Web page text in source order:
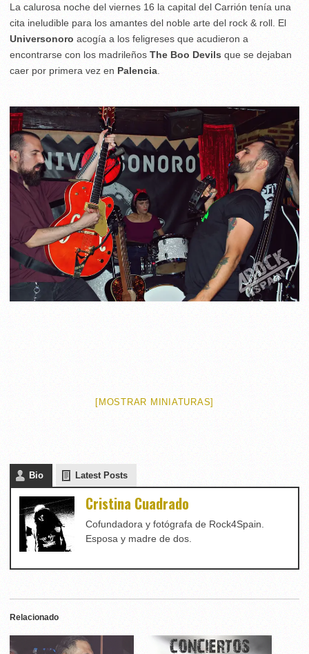
La calurosa noche del viernes 16 la capital del Carrión tenía una
cita ineludible para los amantes del noble arte del rock & roll. El
Universonoro acogía a los feligreses que acudieron a
encontrarse con los madrileños The Boo Devils que se dejaban
caer por primera vez en Palencia
[MOSTRAR MINIATURAS]
Bio Latest Posts
Cristina Cuadrado
Cofundadora y fotógrafa de Rock4Spain.
Esposa y madre de dos.
Relacionado